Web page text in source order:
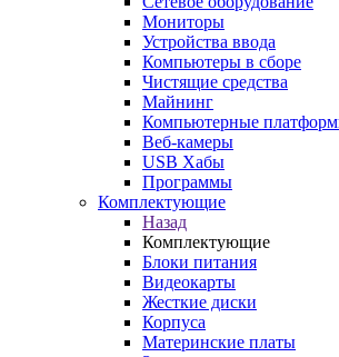
Мониторы
Устройства ввода
Компьютеры в сборе
Чистящие средства
Майнинг
Компьютерные
Веб-камеры
USB Хабы
Программы
Комплектующие
Назад
Комплектующие
Блоки питания
Видеокарты
Жесткие диски
Корпуса
Материнские платы